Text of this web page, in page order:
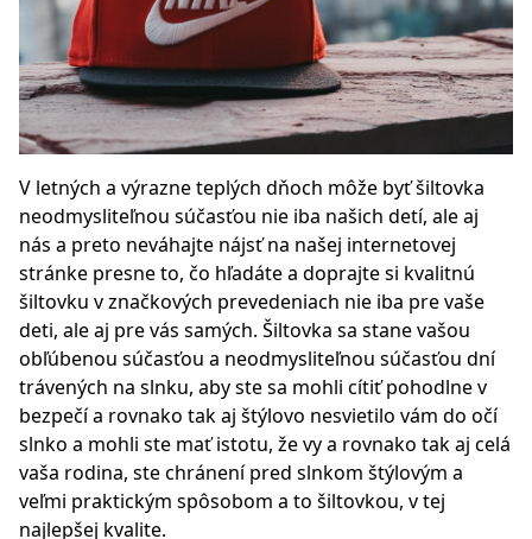
V letných a výrazne teplých dňoch môže byť šiltovka
neodmysliteľnou súčasťou nie iba našich detí, ale aj
nás a preto neváhajte nájsť na našej internetovej
stránke presne to, čo hľadáte a doprajte si kvalitnú
šiltovku v značkových prevedeniach nie iba pre vaše
deti, ale aj pre vás samých. Šiltovka sa stane vašou
obľúbenou súčasťou a neodmysliteľnou súčasťou dní
trávených na slnku, aby ste sa mohli cítiť pohodlne v
bezpečí a rovnako tak aj štýlovo nesvietilo vám do očí
slnko a mohli ste mať istotu, že vy a rovnako tak aj celá
vaša rodina, ste chránení pred slnkom štýlovým a
veľmi praktickým spôsobom a to šiltovkou, v tej
najlepšej kvalite.